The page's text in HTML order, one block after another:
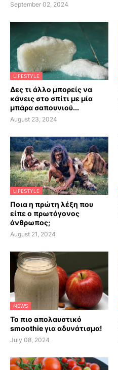
September 02, 2024
LIFESTYLE
Δες τι άλλο μπορείς να
κάνεις στο σπίτι με μία
μπάρα σαπουνιού...
August 23, 2024
LIFESTYLE
Ποια η πρώτη λέξη που
είπε ο πρωτόγονος
άνθρωπος;
August 21, 2024
NEWS
Το πιο απολαυστικό
smoothie για αδυνάτισμα!
July 08, 2024